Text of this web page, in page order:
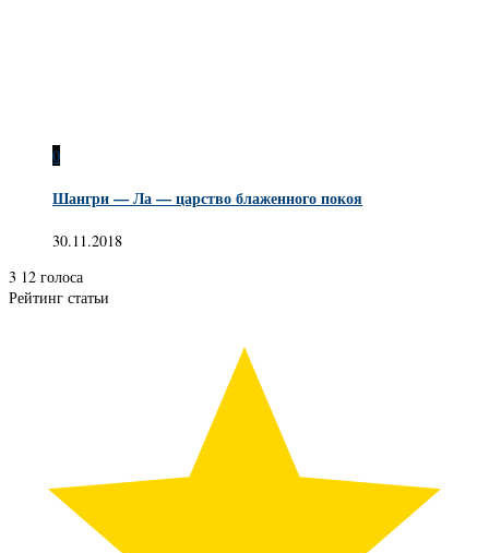
0
Шангри — Ла — царство блаженного покоя
30.11.2018
3 12 голоса
Рейтинг статьи